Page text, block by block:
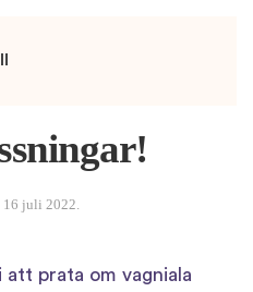
16 juli 2022.
att prata om vagniala